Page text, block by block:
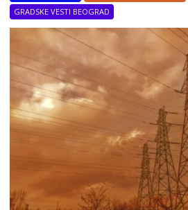
GRADSKE VESTI BEOGRAD